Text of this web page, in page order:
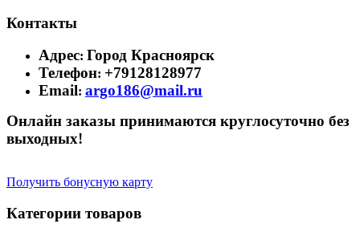
Контакты
Адрес: Город Красноярск
Телефон: +79128128977
Email: argo186@mail.ru
Онлайн заказы принимаются круглосуточно без
выходных!
Получить бонусную карту
Категории товаров